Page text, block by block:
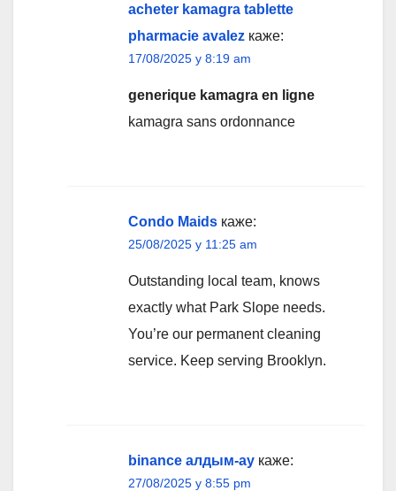
acheter kamagra tablette
pharmacie avalez каже:
17/08/2025 у 8:19 am
generique kamagra en ligne
kamagra sans ordonnance
Condo Maids каже:
25/08/2025 у 11:25 am
Outstanding local team, knows
exactly what Park Slope needs.
You’re our permanent cleaning
service. Keep serving Brooklyn.
binance алдым-ау каже:
27/08/2025 у 8:55 pm